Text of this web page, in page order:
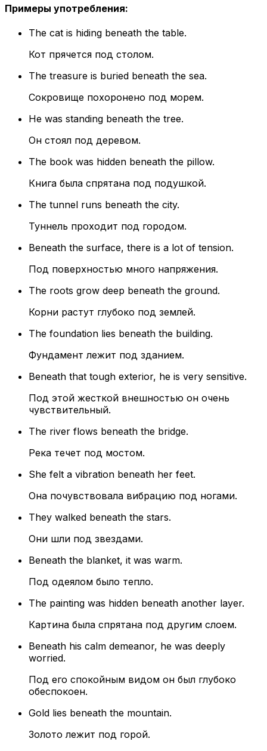
Примеры употребления:
The cat is hiding beneath the table.
Кот прячется под столом.
The treasure is buried beneath the sea.
Сокровище похоронено под морем.
He was standing beneath the tree.
Он стоял под деревом.
The book was hidden beneath the pillow.
Книга была спрятана под подушкой.
The tunnel runs beneath the city.
Туннель проходит под городом.
Beneath the surface, there is a lot of tension.
Под поверхностью много напряжения.
The roots grow deep beneath the ground.
Корни растут глубоко под землей.
The foundation lies beneath the building.
Фундамент лежит под зданием.
Beneath that tough exterior, he is very sensitive.
Под этой жесткой внешностью он очень
чувствительный.
The river flows beneath the bridge.
Река течет под мостом.
She felt a vibration beneath her feet.
Она почувствовала вибрацию под ногами.
They walked beneath the stars.
Они шли под звездами.
Beneath the blanket, it was warm.
Под одеялом было тепло.
The painting was hidden beneath another layer.
Картина была спрятана под другим слоем.
Beneath his calm demeanor, he was deeply
worried.
Под его спокойным видом он был глубоко
обеспокоен.
Gold lies beneath the mountain.
Золото лежит под горой.